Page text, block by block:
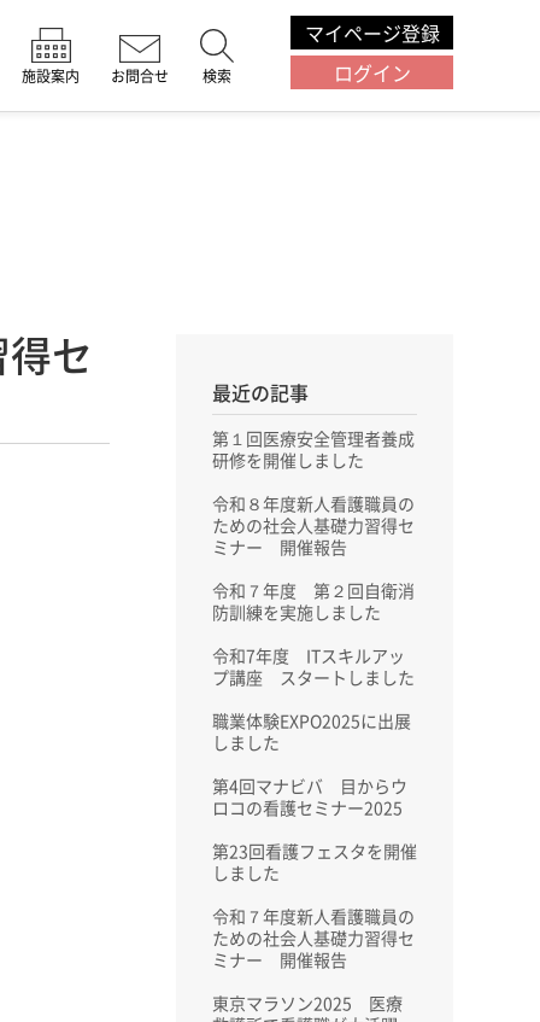
施設案内 お問合せ 検索
マイページ登録
ログイン
セ
最近の記事
第１回医療安全管理者養成
研修を開催しました
令和８年度新人看護職員の
ための社会人基礎力習得セ
ミナー 開催報告
令和７年度 第２回自衛消
防訓練を実施しました
令和7年度 ITスキルアッ
プ講座 スタートしました
職業体験EXPO2025に出展
しました
第4回マナビバ 目からウ
ロコの看護セミナー2025
第23回看護フェスタを開催
しました
令和７年度新人看護職員の
ための社会人基礎力習得セ
ミナー 開催報告
東京マラソン2025 医療